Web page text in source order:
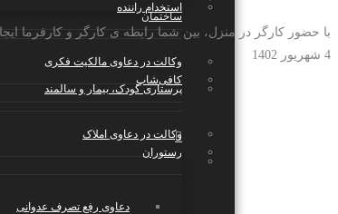
ساختمان
پرستاری کودک، بیمار و سالمند
بازی و سرگرمی
وکالت در دعاوی مالکیت فکری
وکالت در دعاوی املاک
دعاوی رفع تصرف عدوانی
استخدام راننده
کافی‌شاپ
رستوران
با حضور کارگر در منزل، بین شما رابطه ی کارگر و کارفرما
4 شهریور 1402